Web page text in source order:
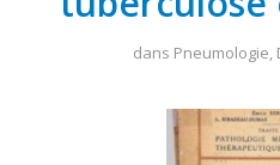
dans Pneumologie,